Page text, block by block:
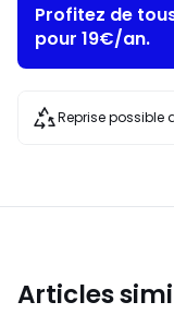
Profitez de
pour 19€/an.
Reprise possible
Articles